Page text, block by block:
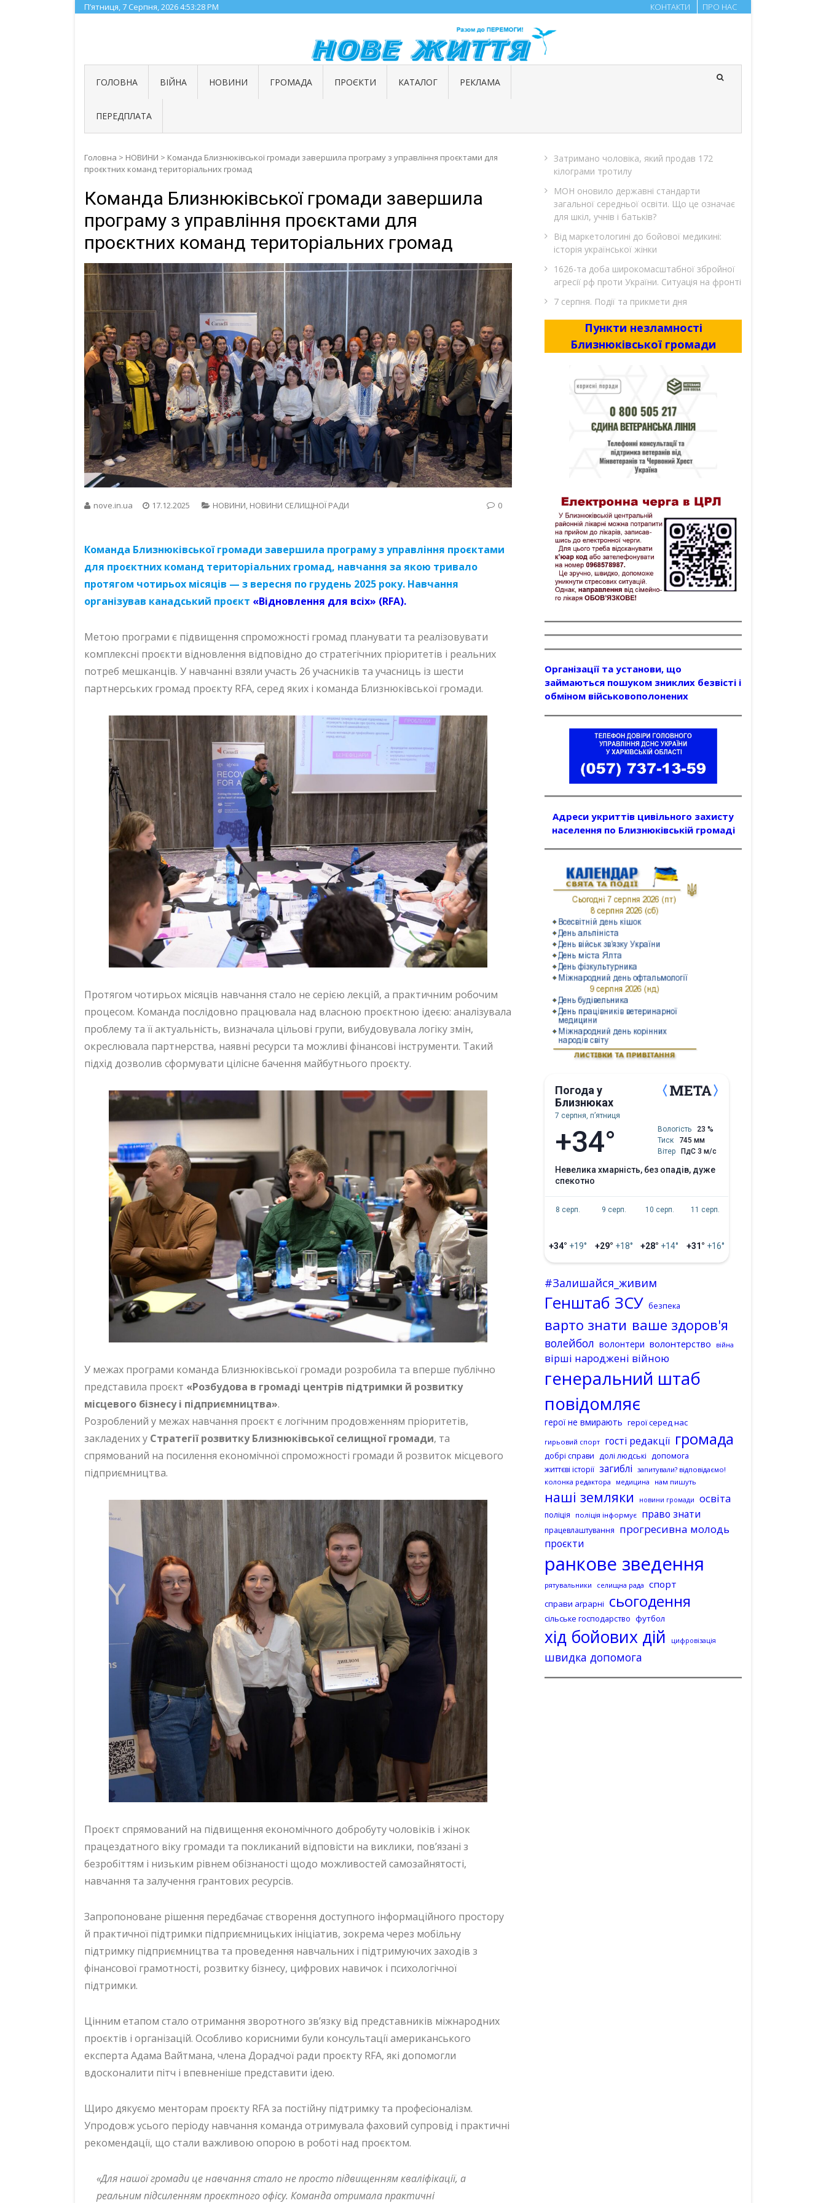
Skip
to
П’ятниця, 7 Серпня, 20264:53:29 PM КОНТАКТИ ПРО НАС
ГОЛОВНА ВІЙНА НОВИНИ ГРОМАДА ПРОЄКТИ КАТАЛОГ РЕКЛАМА
ПЕРЕДПЛАТА
Головна > НОВИНИ > Команда Близнюківської громади завершила програму з управління проєктами для
проєктних команд територіальних громад
Команда Близнюківської громади завершила
програму з управління проєктами для
проєктних команд територіальних громад
nove.in.ua 17.12.2025 НОВИНИ, НОВИНИ СЕЛИЩНОЇ РАДИ 0
Команда Близнюківської громади завершила програму з управління проєктами
для проєктних команд територіальних громад, навчання за якою тривало
протягом чотирьох місяців — з вересня по грудень 2025 року. Навчання
організував канадський проєкт «Відновлення для всіх» (RFA).
Метою програми є підвищення спроможності громад планувати та реалізовувати
комплексні проєкти відновлення відповідно до стратегічних пріоритетів і реальних
потреб мешканців. У навчанні взяли участь 26 учасників та учасниць із шести
партнерських громад проєкту RFA, серед яких і команда Близнюківської громади.
Протягом чотирьох місяців навчання стало не серією лекцій, а практичним робочим
процесом. Команда послідовно працювала над власною проєктною ідеєю: аналізувала
проблему та її актуальність, визначала цільові групи, вибудовувала логіку змін,
окреслювала партнерства, наявні ресурси та можливі фінансові інструменти. Такий
підхід дозволив сформувати цілісне бачення майбутнього проєкту.
У межах програми команда Близнюківської громади розробила та вперше публічно
представила проєкт «Розбудова в громаді центрів підтримки й розвитку
місцевого бізнесу і підприємництва».
Розроблений у межах навчання проєкт є логічним продовженням пріоритетів,
закладених у Стратегії розвитку Близнюківської селищної громади, та
спрямований на посилення економічної спроможності громади й розвиток місцевого
підприємництва.
Проєкт спрямований на підвищення економічного добробуту чоловіків і жінок
працездатного віку громади та покликаний відповісти на виклики, пов’язані з
безробіттям і низьким рівнем обізнаності щодо можливостей самозайнятості,
навчання та залучення грантових ресурсів.
Запропоноване рішення передбачає створення доступного інформаційного простору
й практичної підтримки підприємницьких ініціатив, зокрема через мобільну
підтримку підприємництва та проведення навчальних і підтримуючих заходів з
фінансової грамотності, розвитку бізнесу, цифрових навичок і психологічної
підтримки.
Цінним етапом стало отримання зворотного зв’язку від представників міжнародних
проєктів і організацій. Особливо корисними були консультації американського
експерта Адама Вайтмана, члена Дорадчої ради проєкту RFA, які допомогли
вдосконалити пітч і впевненіше представити ідею.
Щиро дякуємо менторам проєкту RFA за постійну підтримку та професіоналізм.
Упродовж усього періоду навчання команда отримувала фаховий супровід і практичні
рекомендації, що стали важливою опорою в роботі над проєктом.
«Для нашої громади це навчання стало не просто підвищенням кваліфікації, а
реальним підсиленням проєктного офісу. Команда отримала практичні
Затримано чоловіка, який продав 172
кілограми тротилу
МОН оновило державні стандарти
загальної середньої освіти. Що це означає
для шкіл, учнів і батьків?
Від маркетологині до бойової медикині:
історія української жінки
1626-та доба широкомасштабної збройної
агресії рф проти України. Ситуація на фронті
7 серпня. Події та прикмети дня
Пункти незламності
Близнюківської громади
Організації та установи, що
займаються пошуком зниклих безвісті і
обміном військовополонених
Адреси укриттів цивільного захисту
населення по Близнюківській громаді
Погода у
Близнюках
7 серпня, пʼятниця
+34° Вологість
23 %
Тиск
745 мм
Вітер
ПдС 3 м/с
невелика хмарність, без опадів, дуже
спекотно
8 серп.
+34° +19°
9 серп.
+29° +18°
10 серп.
+28° +14°
11 серп.
+31° +16°
#Залишайся_живим
Генштаб ЗСУ безпека
варто знати ваше здоров'я
волейбол волонтери волонтерство війна
вірші народжені війною
генеральний штаб
повідомляє
герої не вмирають герої серед нас
гирьовий спорт гості редакції громада
добрі справи долі людські допомога
життєві історії загиблі запитували? відповідаємо!
колонка редактора
медицина нам пишуть
наші земляки новини громади освіта
поліція поліція інформує право знати
працевлаштування прогресивна молодь
проєкти
ранкове зведення
рятувальники селищна рада спорт
справи аграрні сьогодення
сільське господарство футбол
хід бойових дій цифровізація
швидка допомога